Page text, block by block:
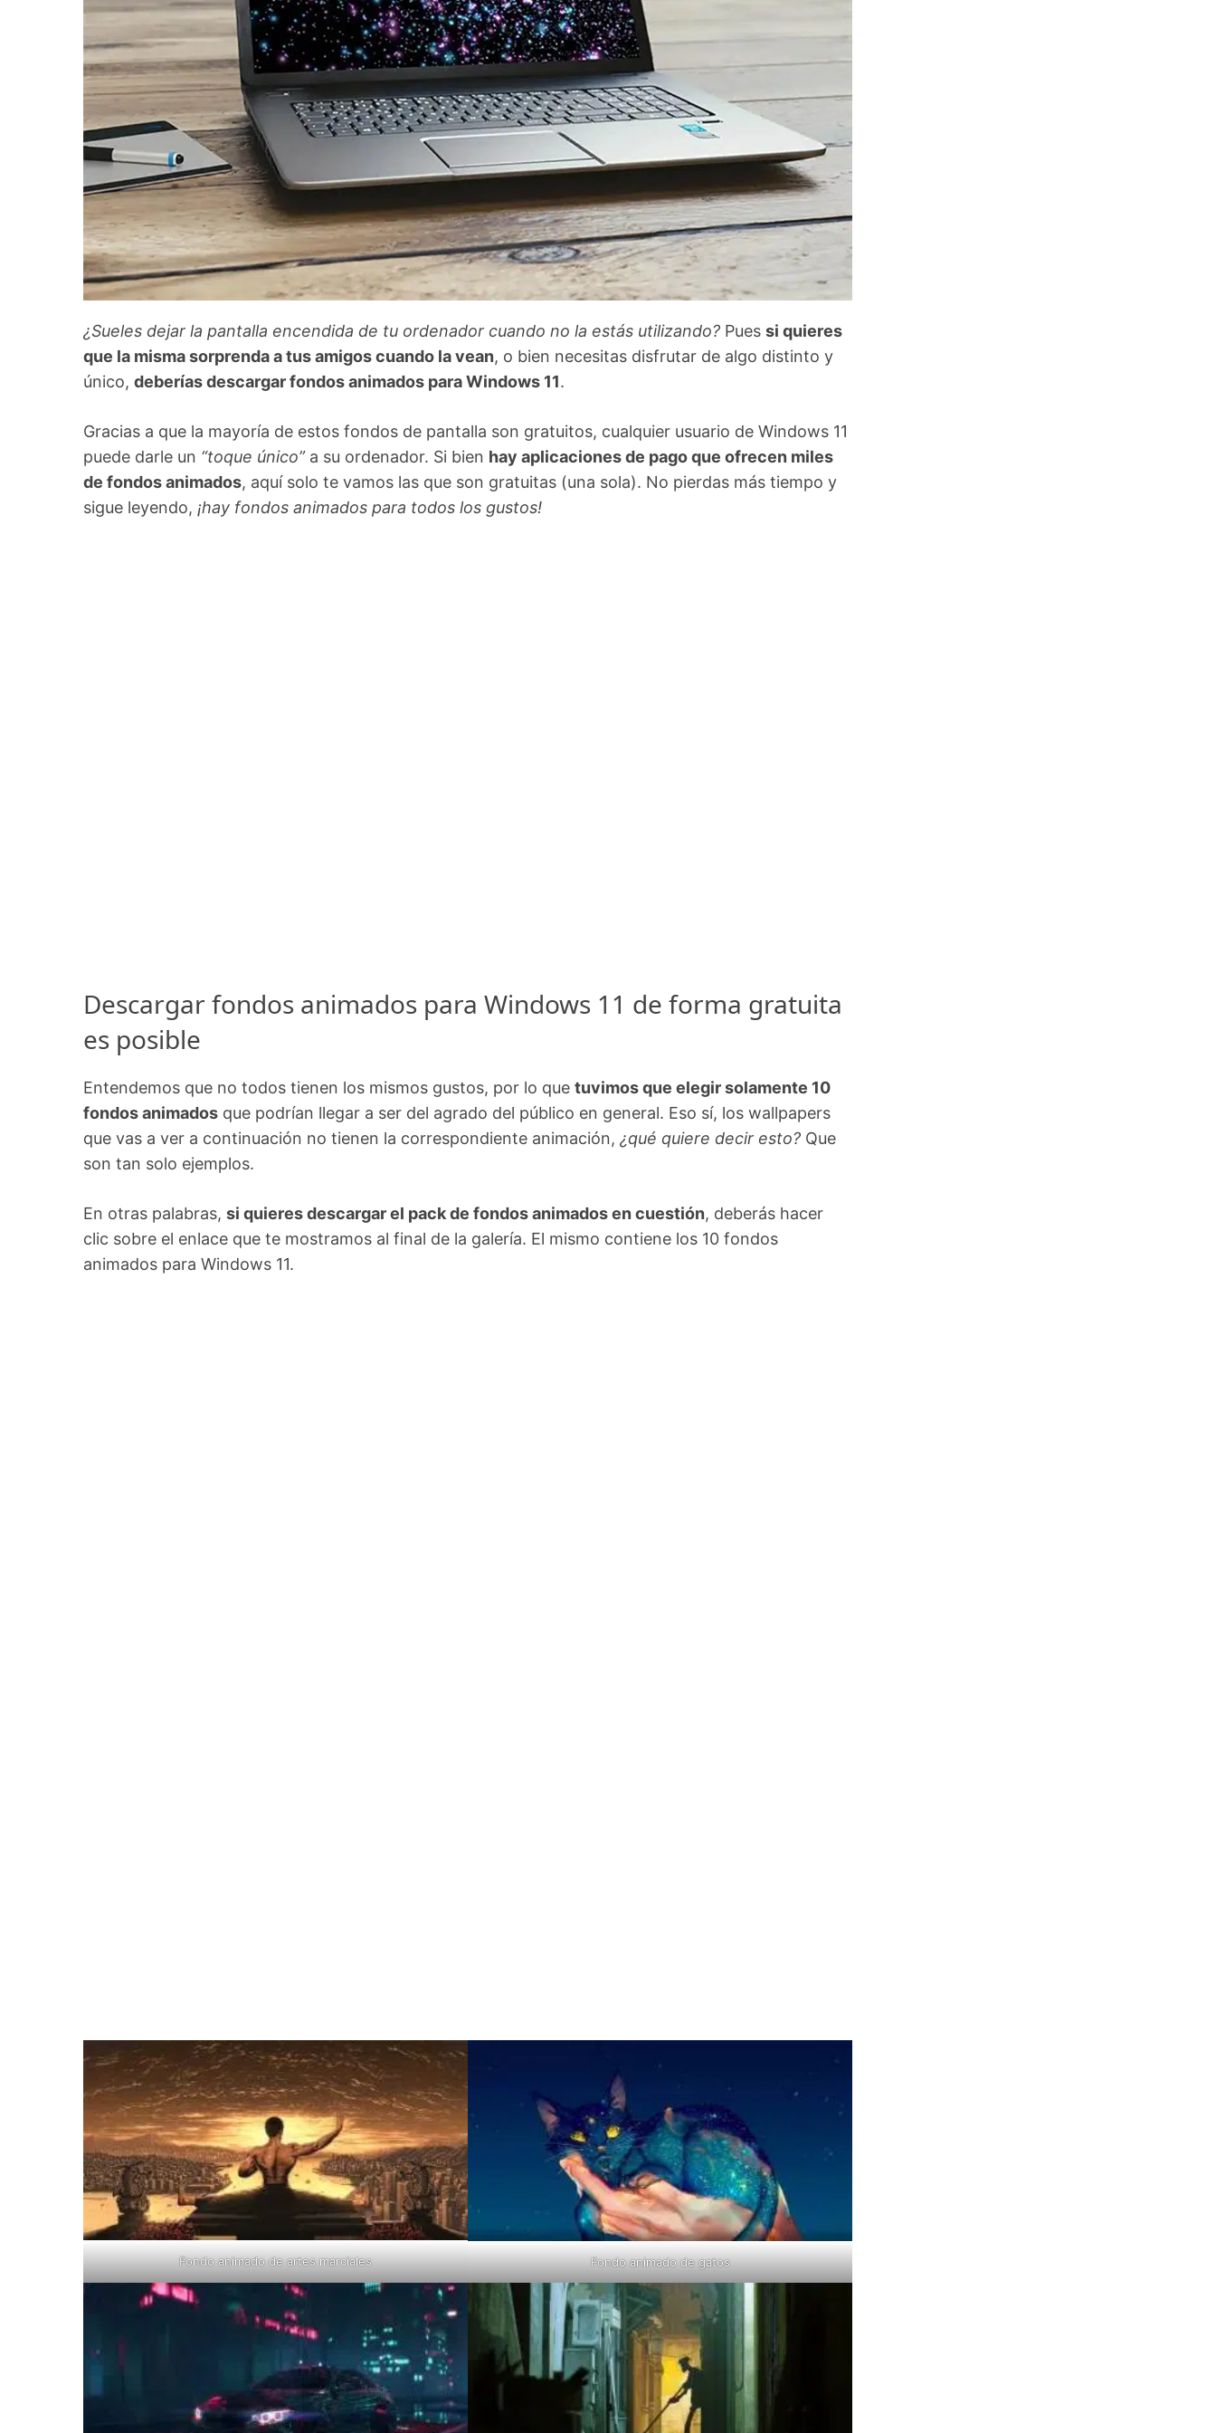
¿Sueles dejar la pantalla encendida de tu ordenador cuando no la estás utilizando? Pues si quieres
que la misma sorprenda a tus amigos cuando la vean, o bien necesitas disfrutar de algo distinto y
único, deberías descargar fondos animados para Windows 11.
Gracias a que la mayoría de estos fondos de pantalla son gratuitos, cualquier usuario de Windows 11
puede darle un “toque único”a su ordenador. Si bien hay aplicaciones de pago que ofrecen miles
de fondos animados, aquí solo te vamos las que son gratuitas (una sola). No pierdas más tiempo y
sigue leyendo, ¡hay fondos animados para todos los gustos!
Descargar fondos animados para Windows 11 de forma gratuita
es posible
Entendemos que no todos tienen los mismos gustos, por lo que tuvimos que elegir solamente 10
fondos animados que podrían llegar a ser del agrado del público en general. Eso sí, los wallpapers
que vas a ver a continuación no tienen la correspondiente animación, ¿qué quiere decir esto? Que
son tan solo ejemplos.
En otras palabras, si quieres descargar el pack de fondos animados en cuestión, deberás hacer
clic sobre el enlace que te mostramos al final de la galería. El mismo contiene los 10 fondos
animados para Windows 11.
Fondo animado de artes marciales Fondo animado de gatos